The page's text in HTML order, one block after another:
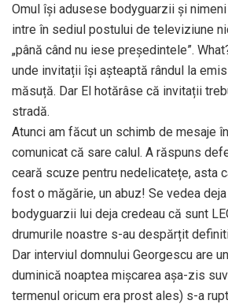
Omul își adusese bodyguarzii și
intre în sediul postului de televiziune
„până când nu iese președintele”.
unde invitații își așteaptă rândul la
măsuță. Dar El hotărâse că invitații
stradă.
Atunci am făcut un schimb de mesaje
comunicat că sare calul. A răspuns
ceară scuze pentru nedelicatețe, asta
fost o măgărie, un abuz! Se vedea
bodyguarzii lui deja credeau că sunt
drumurile noastre s-au despărțit
Dar interviul domnului Georgescu are
duminică noaptea mișcarea așa-zis
termenul oricum era prost ales) s-a